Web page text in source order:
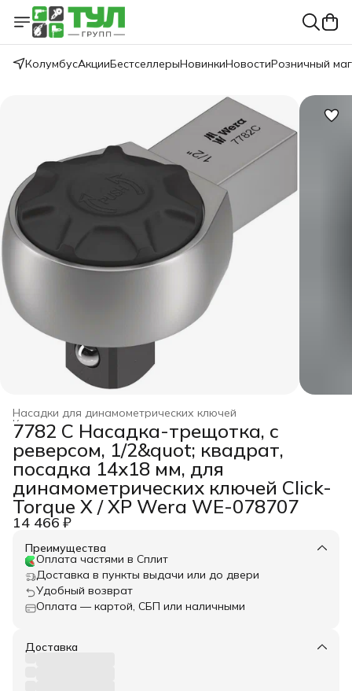
КолумбусАкцииБестселлерыНовинкиНовостиРозничный
Насадки для динамометрических ключей
Ключи динамометрические
Динамометрический инструмент
WERA ›
Главная ›
7782 C Насадка-трещотка, с
реверсом, 1/2&quot; квадрат,
посадка 14x18 мм, для
динамометрических ключей Click-
Torque X / XP Wera WE-078707
14 466 ₽
Преимущества
Оплата частями в Сплит
Доставка в пункты выдачи или до двери
Удобный возврат
Оплата — картой, СБП или наличными
Доставка